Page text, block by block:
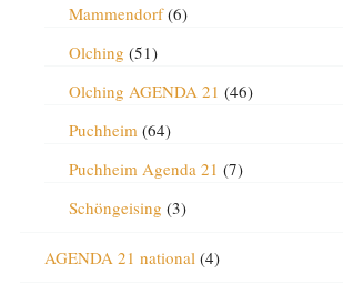
Mammendorf(6)
Olching (51)
Olching AGENDA 21 (46)
Puchheim (64)
Puchheim Agenda 21 (7)
Schöngeising (3)
AGENDA 21 national (4)